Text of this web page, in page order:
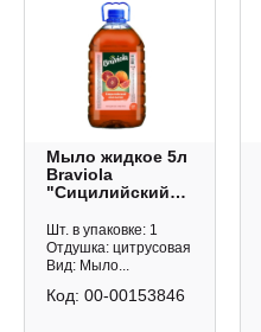
Мыло жидкое 5л
Braviola
"Сицилийский
бутылка 122414
Шт. в упаковке: 1
Отдушка: цитрусовая
Вид: Мыло...
Код: 00-00153846